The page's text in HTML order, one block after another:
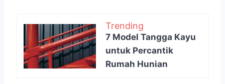
Trending
7 Model Tangga Kayu
untuk Percantik
Rumah Hunian